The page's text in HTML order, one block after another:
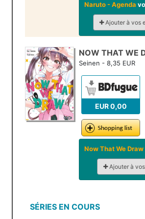
Naruto - Agenda
Ajouter à vos
NOW THAT WE
Seinen - 8,35 EUR
EUR 0,00
Now That We Draw
Ajouter à
SÉRIES EN COURS